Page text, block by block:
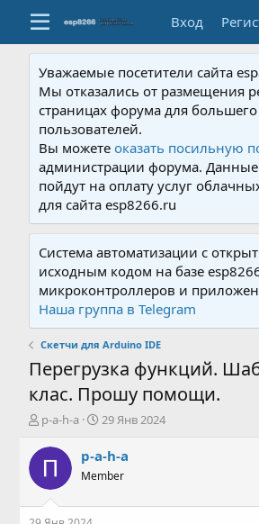
Вход
Уважаемые посетители сайта
Мы отказались от размещения
страницах форума для
пользователей.
Вы можетеоказать посильную
администрации форума. Данные
пойдут на оплату услуг
для сайта esp8266.ru
Система автоматизации с
исходным кодом на базе
микроконтроллеров и
Наша группа в Telegram
Скетчи для Arduino IDE
Перегрузка функций.
клас. Прошу помощи.
А
т
о
р
е
p-a-h-a
Д
т
н
29 Янв 2024
p-a-h-a
Member